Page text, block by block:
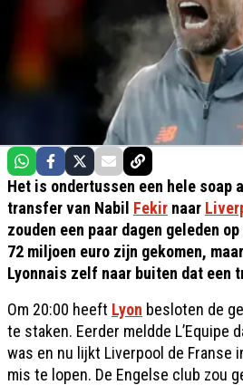
Het is ondertussen een hele soap
transfer van Nabil Fekir naar
zouden een paar dagen geleden
72 miljoen euro zijn gekomen,
Lyonnais zelf naar buiten dat een
Om 20:00 heeft Lyon besloten de
te staken. Eerder meldde L’Equipe
was en nu lijkt Liverpool de Franse
mis te lopen. De Engelse club zou